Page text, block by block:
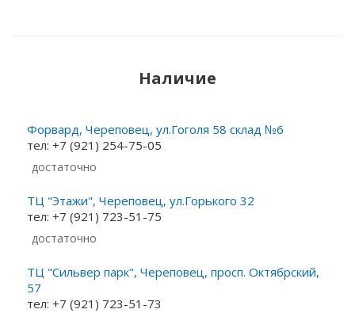
Наличие
Форвард, Череповец, ул.Гоголя 58 склад №6
тел: +7 (921) 254-75-05
Достаточно
ТЦ "Этажи", Череповец, ул.Горького 32
тел: +7 (921) 723-51-75
Достаточно
ТЦ "Сильвер парк", Череповец, просп. Октябрский,
57
тел: +7 (921) 723-51-73